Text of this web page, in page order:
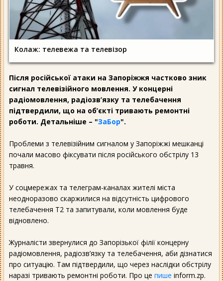
Колаж: телевежа та телевізор
Після російської атаки на Запоріжжя частково зник
сигнал телевізійного мовлення. У концерні
радіомовлення, радіозв’язку та телебачення
підтвердили, що на об’єкті тривають ремонтні
роботи. Детальніше – "ЗаБор".
Проблеми з телевізійним сигналом у Запоріжжі мешканці
почали масово фіксувати після російського обстрілу 13
травня.
У соцмережах та телеграм-каналах жителі міста
неодноразово скаржилися на відсутність цифрового
телебачення Т2 та запитували, коли мовлення буде
відновлено.
Журналісти звернулися до Запорізької філії концерну
радіомовлення, радіозв’язку та телебачення, аби дізнатися
про ситуацію. Там підтвердили, що через наслідки обстрілу
наразі тривають ремонтні роботи. Про це пише inform.zp.